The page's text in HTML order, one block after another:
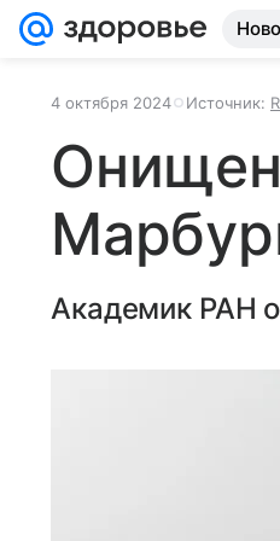
4 октября 2024 Источник:
Академик РАН